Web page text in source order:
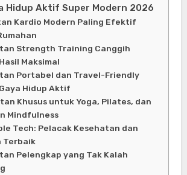
Hidup Aktif Super Modern 2026
Kardio Modern Paling Efektif
Strength Training Canggih
Maksimal
Portabel dan Travel-Friendly
Hidup Aktif
Khusus untuk Yoga, Pilates, dan
Mindfulness
Tech: Pelacak Kesehatan dan
Terbaik
Pelengkap yang Tak Kalah